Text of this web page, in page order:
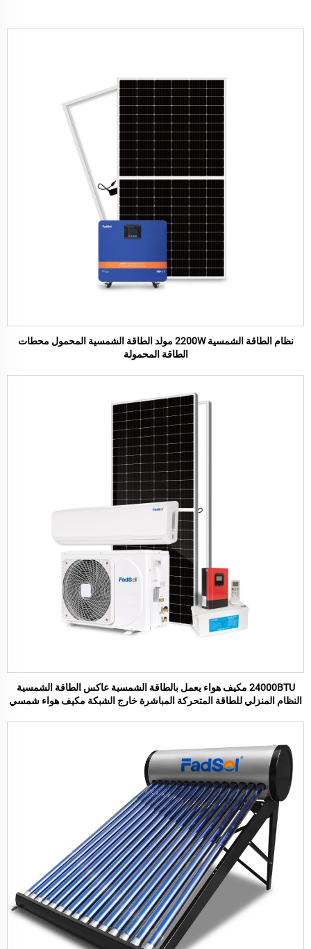
نظام الطاقة الشمسية 2200W مولد الطاقة الشمسية المحمول محطات
الطاقة المحمولة
24000BTU مكيف هواء يعمل بالطاقة الشمسية عاكس الطاقة الشمسية
النظام المنزلي للطاقة المتحركة المباشرة خارج الشبكة مكيف هواء شمسي